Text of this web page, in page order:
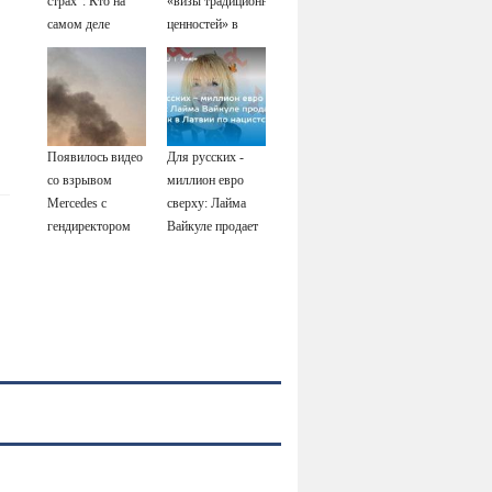
Тверские
новости. Новости
самом деле
виноват в смерти
ученого Зезина,
остановившего
мальчишек на
поле с горохом
ценностей» в
посольстве РФ
Появилось видео
со взрывом
Mercedes с
гендиректором
Для русских -
миллион евро
сверху: Лайма
Вайкуле продает